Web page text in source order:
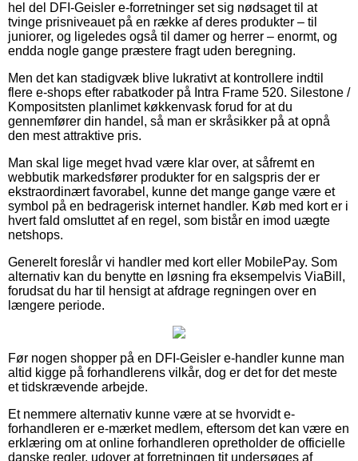
hel del DFI-Geisler e-forretninger set sig nødsaget til at
tvinge prisniveauet på en række af deres produkter – til
juniorer, og ligeledes også til damer og herrer – enormt, og
endda nogle gange præstere fragt uden beregning.
Men det kan stadigvæk blive lukrativt at kontrollere indtil
flere e-shops efter rabatkoder på Intra Frame 520. Silestone /
Kompositsten planlimet køkkenvask forud for at du
gennemfører din handel, så man er skråsikker på at opnå
den mest attraktive pris.
Man skal lige meget hvad være klar over, at såfremt en
webbutik markedsfører produkter for en salgspris der er
ekstraordinært favorabel, kunne det mange gange være et
symbol på en bedragerisk internet handler. Køb med kort er i
hvert fald omsluttet af en regel, som bistår en imod uægte
netshops.
Generelt foreslår vi handler med kort eller MobilePay. Som
alternativ kan du benytte en løsning fra eksempelvis ViaBill,
forudsat du har til hensigt at afdrage regningen over en
længere periode.
Før nogen shopper på en DFI-Geisler e-handler kunne man
altid kigge på forhandlerens vilkår, dog er det for det meste
et tidskrævende arbejde.
Et nemmere alternativ kunne være at se hvorvidt e-
forhandleren er e-mærket medlem, eftersom det kan være en
erklæring om at online forhandleren opretholder de officielle
danske regler, udover at forretningen tit undersøges af